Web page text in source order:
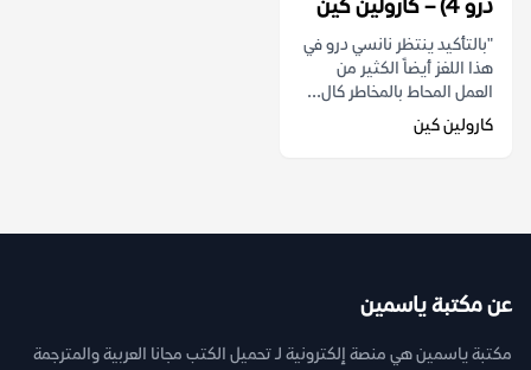
درو 4) – كارولين كين
"بالتأكيد ينتظر نانسي درو في
هذا اللغز أيضاً الكثير من
العمل المحاط بالمخاطر كال...
كارولين كين
عن مكتبة ياسمين
مكتبة ياسمين هي منصة إلكترونية لـ تحميل الكتب مجانا العربية والمترجمة